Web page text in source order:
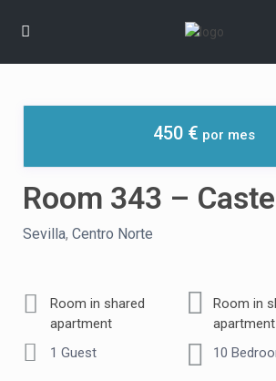
450 €
Room 343 –
Sevilla, Centro Norte
Room in shared
apartment
Room in
apartment
1 Guest
10